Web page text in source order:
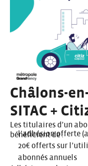
Châlons-
SITAC +
Les titulaires d’un
bénéficient de :
l’adhésion offerte
20€ offerts sur
abonnés annuels